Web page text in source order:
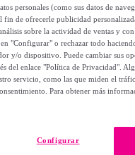
2,99 €
6,50 €
%
Modelo: Lipliner
personales (como sus datos de
fin de ofrecerle publicidad
sobre la actividad de ventas y
"Configurar" o rechazar todo
y/o dispositivo. Puede cambiar sus
del enlace "Política de Privacidad".
servicio, como las que miden el
Para obtener más
Configurar